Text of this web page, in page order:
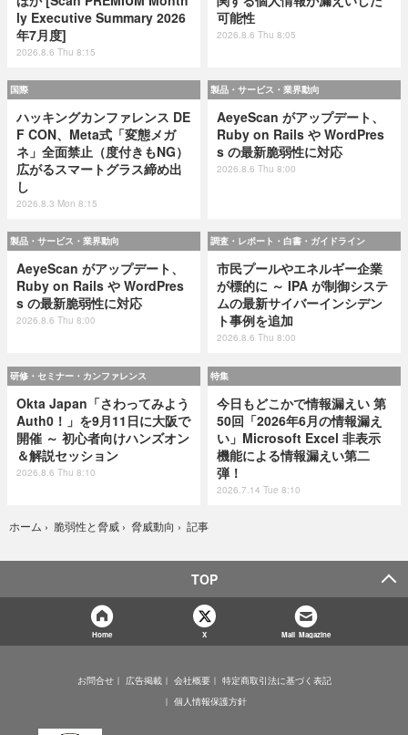
ly Executive Summary 2026
年7月度]
2026.8.6 Thu 8:15
可能性
2026.8.6 Thu 8:05
国際
ハッキングカンファレンス DE
F CON、Meta式「変態メガ
ネ」全面禁止（度付きもNG）
広がるスマートグラス締め出
し
2026.8.3 Mon 8:15
製品・サービス・業界動向
AeyeScan がアップデート、
Ruby on Rails や WordPres
s の最新脆弱性に対応
2026.8.6 Thu 8:00
製品・サービス・業界動向
AeyeScan がアップデート、
Ruby on Rails や WordPres
s の最新脆弱性に対応
2026.8.6 Thu 8:00
調査・レポート・白書・ガイドライン
市民プールやエネルギー企業
が標的に ～ IPA が制御システ
ムの最新サイバーインシデン
ト事例を追加
2026.8.6 Thu 8:00
研修・セミナー・カンファレンス
Okta Japan「さわってみよう
Auth0！」を9月11日に大阪で
開催 ～ 初心者向けハンズオン
＆解説セッション
2026.8.6 Thu 8:10
特集
今日もどこかで情報漏えい 第
50回「2026年6月の情報漏え
い」Microsoft Excel 非表示
機能による情報漏えい第二
弾！
2026.7.14 Tue 8:10
ホーム › 脆弱性と脅威 › 脅威動向 › 記事
TOP
Home X Mail Magazine
お問合せ 広告掲載 会社概要
特定商取引法に基づく表記
個人情報保護方針